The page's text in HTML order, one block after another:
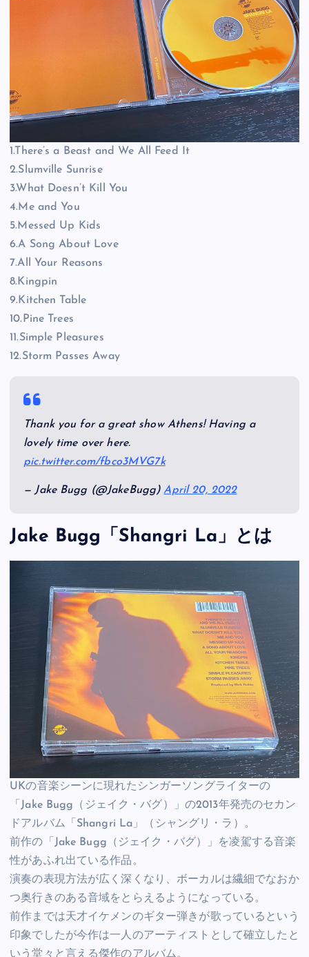
1.There’s a Beast and We All Feed It
2.Slumville Sunrise
3.What Doesn’t Kill You
4.Me and You
5.Messed Up Kids
6.A Song About Love
7.All Your Reasons
8.Kingpin
9.Kitchen Table
10.Pine Trees
11.Simple Pleasures
12.Storm Passes Away
Thank you for a great show Athens! Having a
lovely time over here.
pic.twitter.com/fbco3MVG7k
— Jake Bugg (@JakeBugg)April 20, 2022
Jake Bugg「Shangri La」とは
UKの音楽シーンに現れたシンガーソングライターの
「Jake Bugg（ジェイク・バグ）」の2013年発売のセカン
ドアルバム「Shangri La」（シャングリ・ラ）。
前作の「Jake Bugg（ジェイク・バグ）」を凌駕する音楽
性があふれ出ている作品。
演奏の表現方法が広く深くなり、ボーカルは繊細でなおか
つ奥行きのある音域をとらえるようになっている。
前作までは天才イケメンのギター弾きが歌っているという
印象でしたが今作は一人のアーティストとして確立したと
いう堂々と言える傑作のアルバム。